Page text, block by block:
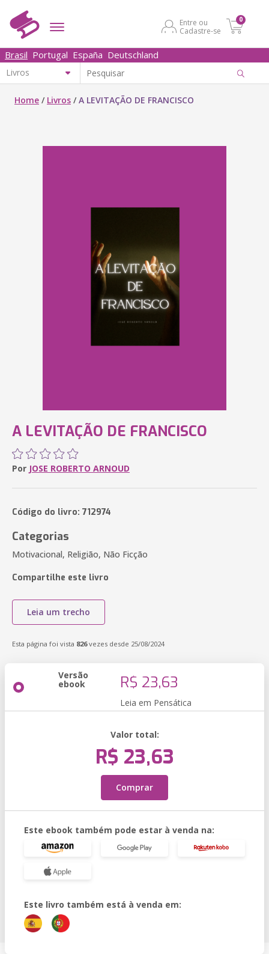
Entre ou
Cadastre-se
0
Brasil Portugal España Deutschland
Home / Livros /A LEVITAÇÃO DE FRANCISCO
A LEVITAÇÃO DE FRANCISCO
Por JOSE ROBERTO ARNOUD
Código do livro: 712974
Categorias
Motivacional, Religião, Não Ficção
Compartilhe este livro
Leia um trecho
Esta página foi vista 826vezes desde 25/08/2024
Versão
ebook R$ 23,63
Leia em Pensática
Valor total:
R$ 23,63
Comprar
Este ebook também pode estar à venda na:
Este livro também está à venda em: